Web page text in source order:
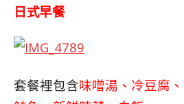
日式早餐
套餐裡包含味噌湯、冷豆腐